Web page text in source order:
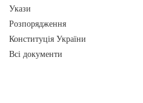
Укази
Розпорядження
Конституція України
Всі документи